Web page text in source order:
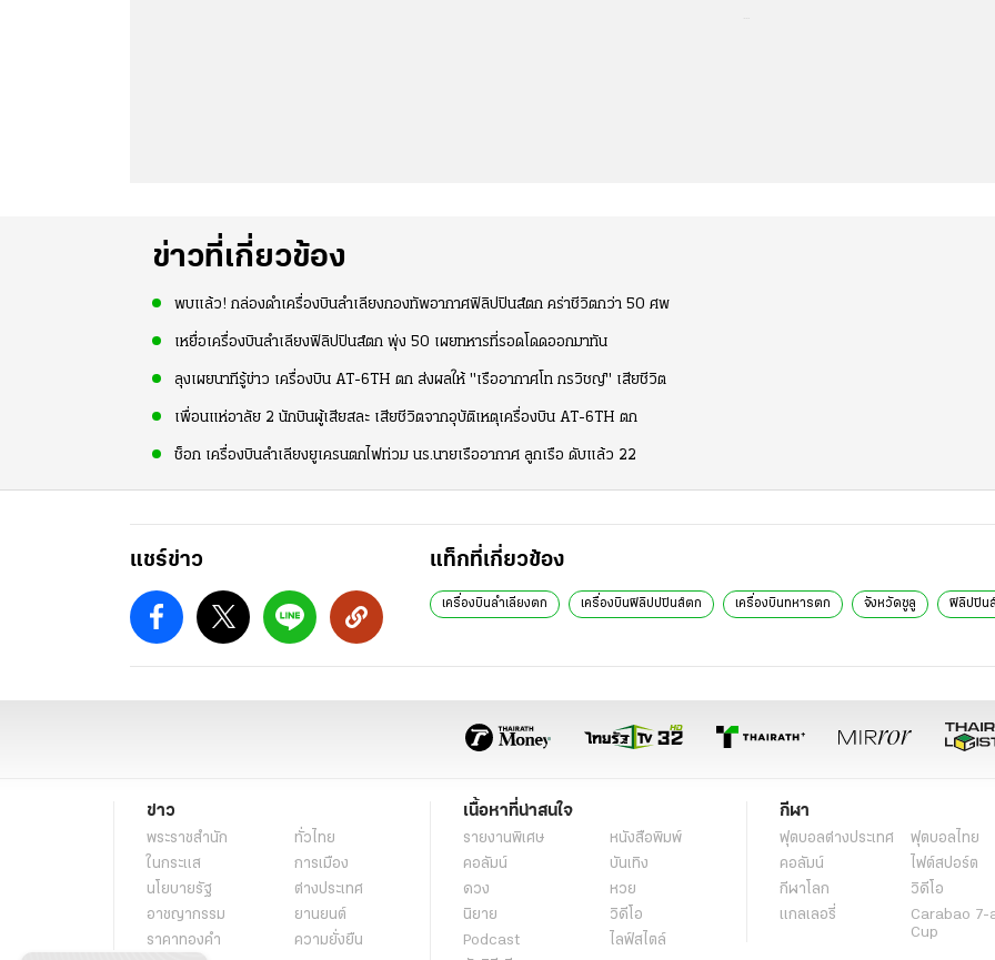
ข่าวที่เกี่ยวข้อง
พบแล้ว! กล่องดำเครื่องบินลำเลียงกองทัพอากาศฟิลิปปินส์ตก คร่าชีวิตกว่า 50 ศพ
เหยื่อเครื่องบินลำเลียงฟิลิปปินส์ตก พุ่ง 50 เผยทหารที่รอดโดดออกมาทัน
ลุงเผยนาทีรู้ข่าว เครื่องบิน AT-6TH ตก ส่งผลให้ "เรืออากาศโท กรวิชญ์" เสียชีวิต
เพื่อนแห่อาลัย 2 นักบินผู้เสียสละ เสียชีวิตจากอุบัติเหตุเครื่องบิน AT-6TH ตก
ช็อก เครื่องบินลำเลียงยูเครนตกไฟท่วม นร.นายเรืออากาศ ลูกเรือ ดับแล้ว 22
แชร์ข่าว แท็กที่เกี่ยวข้อง
เครื่องบินลำเลียงตก เครื่องบินฟิลิปปปินส์ตก เครื่องบินทหารตก จังหวัดซูลู ฟิลิปปิน
ข่าว
พระราชสำนัก
ทั่วไทย
ในกระแส
การเมือง
นโยบายรัฐ
ต่างประเทศ
อาชญากรรม
ยานยนต์
ราคาทองคำ
ความยั่งยืน
เนื้อหาที่น่าสนใจ
รายงานพิเศษ
หนังสือพิมพ์
คอลัมน์
บันเทิง
ดวง
หวย
นิยาย
วิดีโอ
Podcast
ไลฟ์สไตล์
กีฬา
ฟุตบอลต่่างประเทศ
ฟุตบอลไทย
คอลัมน์
ไฟต์สปอร์ต
กีฬาโลก
วิดีโอ
แกลเลอรี่
Carabao 7-
Cup